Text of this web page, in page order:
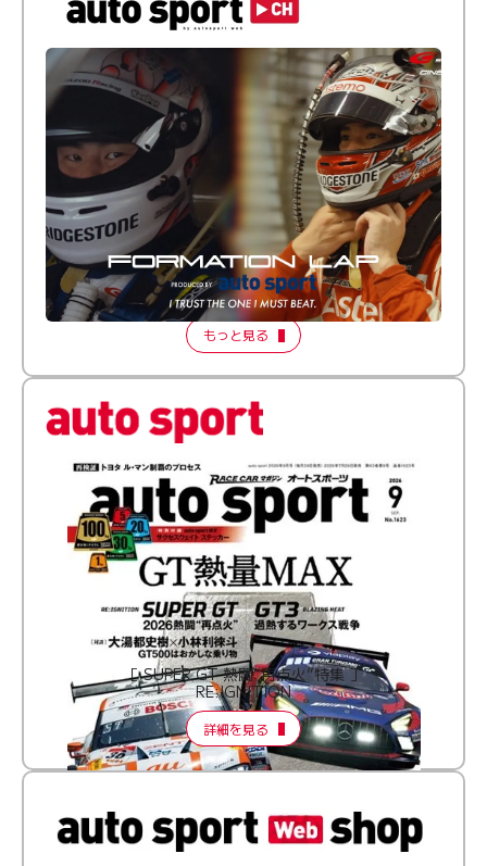
倒す相手を、信じてる。小林利徠斗 × 野村勇斗
【FORMATION LAP Produced by auto sport】
2026 Episode 2
もっと見る
［ SUPER GT 熱闘“再点火”特集 ］
RE:IGNITION
詳細を見る